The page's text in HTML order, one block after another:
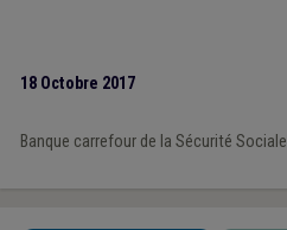
18 Octobre 2017
Banque carrefour de la Sécurité Sociale